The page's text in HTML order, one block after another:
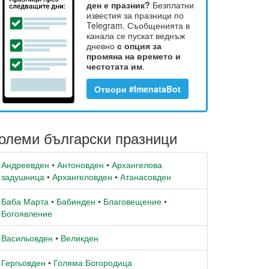
ден е празник? Безплатни
известия за празници по
Telegram. Съобщенията в
канала се пускат веднъж
дневно с опция за
промяна на времето и
честотата им.
Отвори #ImenataBot
български празници
Андреевден • Антоновден • Архангелова
задушница • Архангеловден • Атанасовден
Баба Марта • Бабинден • Благовещение •
Богоявление
Васильовден • Великден
Гергьовден • Голяма Богородица